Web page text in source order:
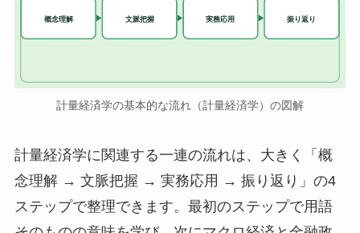
概念理解 文脈把握 実務応用 振り返り
計量経済学の基本的な流れ（計量経済学）の図解
計量経済学に関連する一連の流れは、大きく「概
念理解 → 文脈把握 → 実務応用 → 振り返り」の4
ステップで整理できます。最初のステップで用語